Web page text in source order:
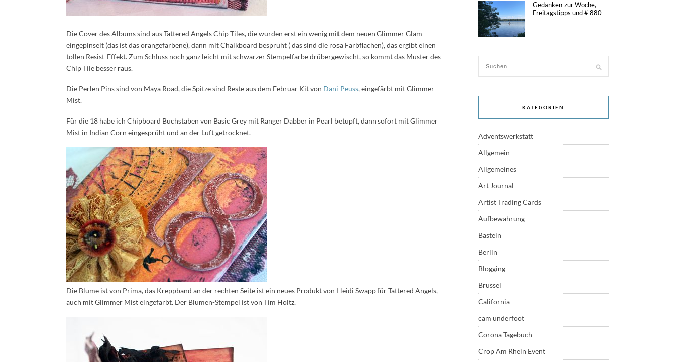
Die Cover des Albums sind aus Tattered Angels Chip Tiles, die wurden erst ein wenig mit dem neuen Glimmer Glam
eingepinselt (das ist das orangefarbene), dann mit Chalkboard besprüht ( das sind die rosa Farbflächen), das ergibt einen
tollen Resist-Effekt. Zum Schluss noch ganz leicht mit schwarzer Stempelfarbe drübergewischt, so kommt das Muster des
Chip Tile besser raus.
Die Perlen Pins sind von Maya Road, die Spitze sind Reste aus dem Februar Kit von Dani Peuss, eingefärbt mit Glimmer
Mist.
Für die 18 habe ich Chipboard Buchstaben von Basic Grey mit Ranger Dabber in Pearl betupft, dann sofort mit Glimmer
Mist in Indian Corn eingesprüht und an der Luft getrocknet.
Die Blume ist von Prima, das Kreppband an der rechten Seite ist ein neues Produkt von Heidi Swapp für Tattered Angels,
auch mit Glimmer Mist eingefärbt. Der Blumen-Stempel ist von Tim Holtz.
Gedanken zur Woche,
Freitagstipps und # 880
KATEGORIEN
Adventswerkstatt
Allgemein
Allgemeines
Art Journal
Artist Trading Cards
Aufbewahrung
Basteln
Berlin
Blogging
Brüssel
California
cam underfoot
Corona Tagebuch
Crop Am Rhein Event